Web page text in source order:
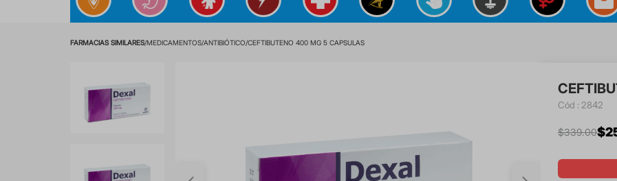
MEDICAMENTOS ANTIBIÓTICO CEFTIBUTENO 400 MG 5 CAPSULAS
: 2842
$339.00$